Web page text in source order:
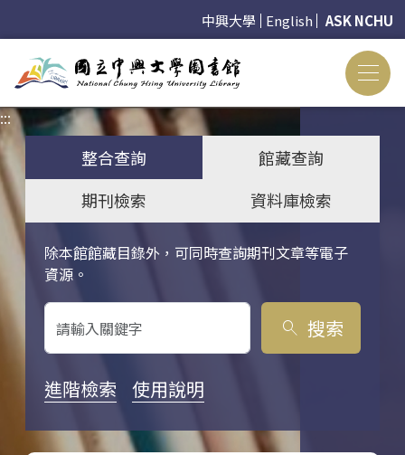
中興大學 English ASK NCHU
:::
整合查詢
館藏查詢
期刊檢索
資料庫檢索
除本館館藏目錄外，可同時查詢期刊文章等電子
資源。
關鍵字搜尋
search 搜索
進階檢索 使用說明